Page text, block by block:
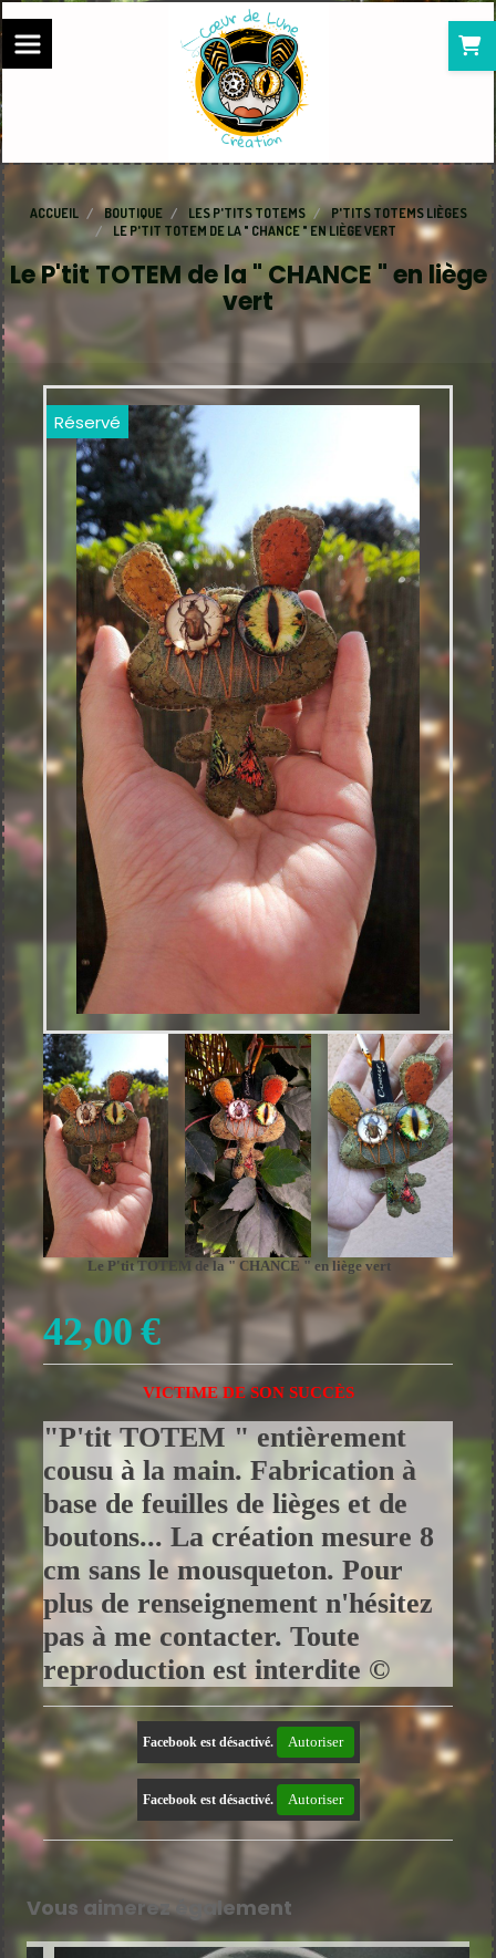
ACCUEIL BOUTIQUE LES P'TITS TOTEMS
P'TITS TOTEMS LIÈGES
LE P'TIT TOTEM DE LA " CHANCE " EN LIÈGE VERT
Le P'tit TOTEM de la " CHANCE " en liège
vert
Réservé
Le P'tit TOTEM de la " CHANCE " en liège vert
42,00 €
VICTIME DE SON SUCCÈS
"P'tit TOTEM " entièrement
cousu à la main. Fabrication à
base de feuilles de lièges et de
boutons... La création mesure 8
cm sans le mousqueton. Pour
plus de renseignement n'hésitez
pas à me contacter. Toute
reproduction est interdite ©
Facebook est désactivé. Autoriser
Facebook est désactivé. Autoriser
Vous aimerez également
Panneau de gestion des cookies